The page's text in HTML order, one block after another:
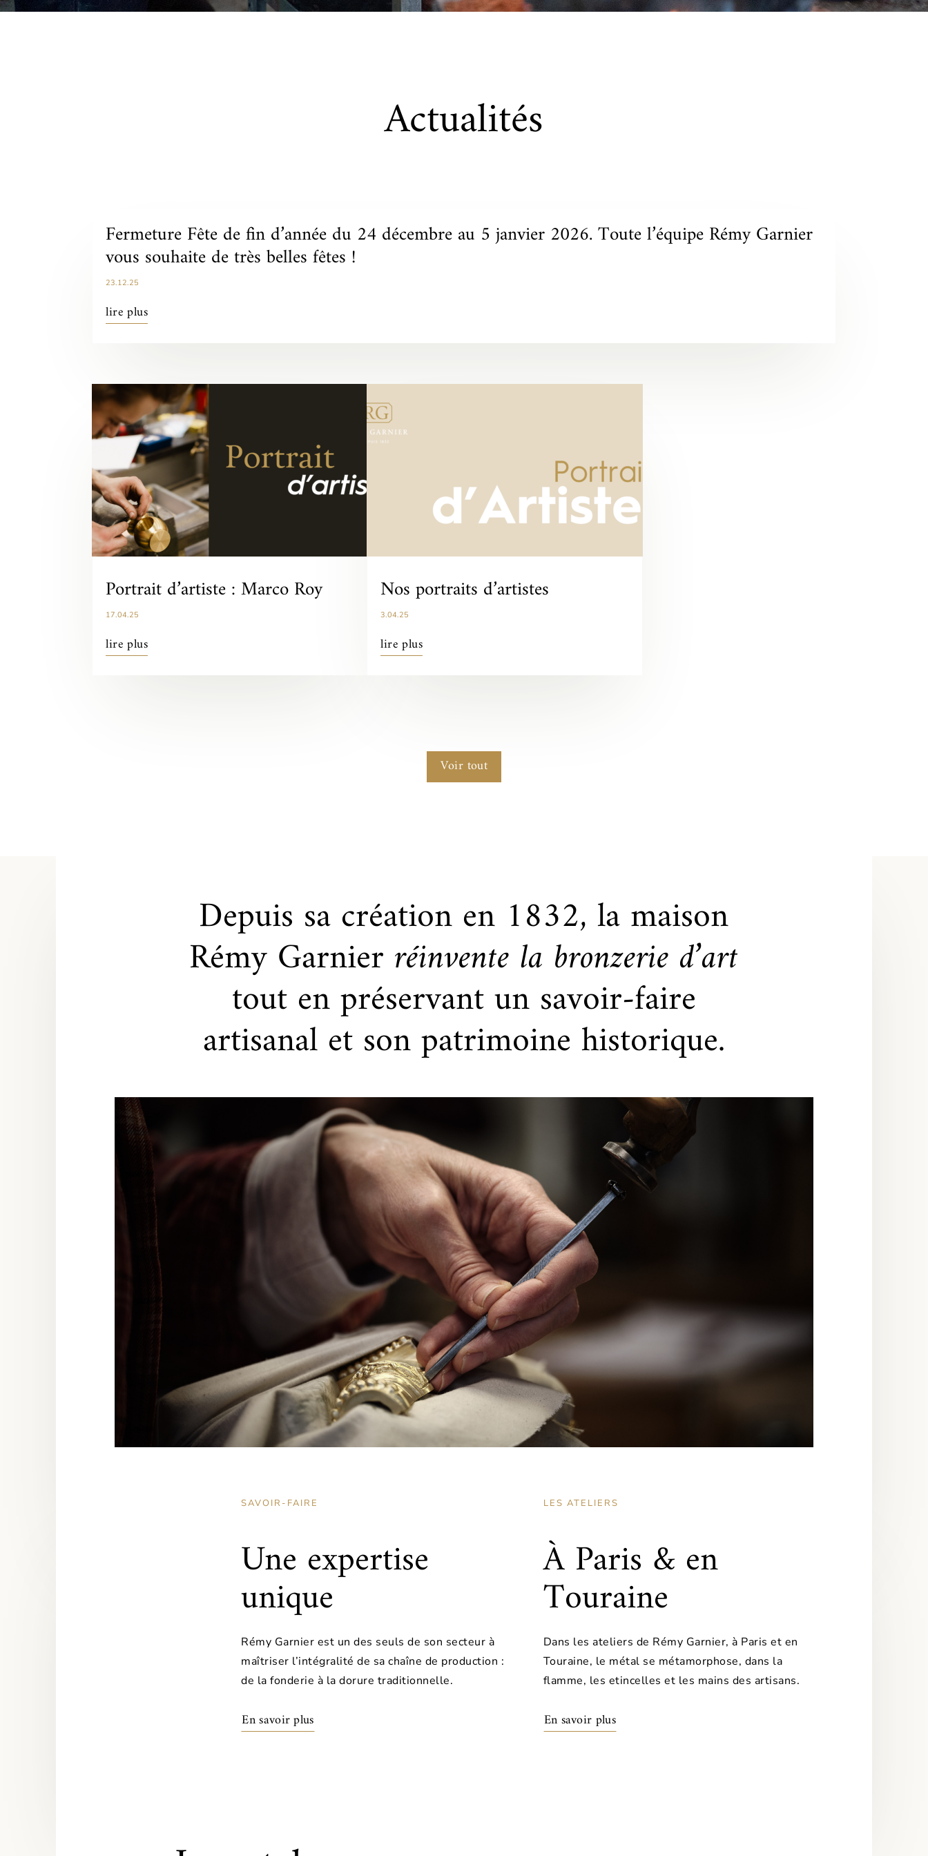
Actualités
Fermeture Fête de fin d’année du 24 décembre au 5 janvier 2026. Toute l’équipe Rémy Garnier
vous souhaite de très belles fêtes !
23.12.25
lire plus
Portrait d’artiste : Marco Roy
17.04.25
lire plus
Nos portraits d’artistes
3.04.25
lire plus
Voir tout
Depuis sa création en 1832, la maison
Rémy Garnierréinvente la bronzerie d’art
tout en préservant un savoir-faire
artisanal et son patrimoine historique.
SAVOIR-FAIRE
Une expertise
unique
Rémy Garnier est un des seuls de son secteur à
maîtriser l’intégralité de sa chaîne de production :
de la fonderie à la dorure traditionnelle.
En savoir plus
LES ATELIERS
À Paris & en
Touraine
Dans les ateliers de Rémy Garnier, à Paris et en
Touraine, le métal se métamorphose, dans la
flamme, les etincelles et les mains des artisans.
En savoir plus